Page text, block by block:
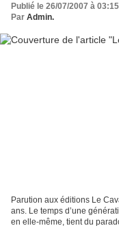
Publié le 26/07/2007 à 03:15
Par Admin.
Parution aux éditions Le
ans. Le temps d’une
en elle-même, tient du